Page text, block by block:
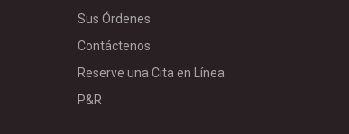
Sus Órdenes
Contáctenos
Reserve una Cita en Línea
P&R